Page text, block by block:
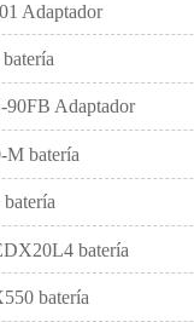
Adaptador
Adaptador
batería
batería
batería